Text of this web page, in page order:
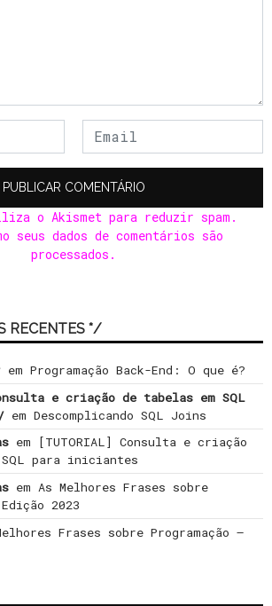
o Akismet para reduzir spam.
seus dados de comentários são
processados .
RECENTES */
em Programação Back-End: O que é?
e criação de tabelas em SQL
em Descomplicando SQL Joins
em
[TUTORIAL] Consulta e criação
para iniciantes
em As Melhores Frases sobre
2023
Frases sobre Programação –